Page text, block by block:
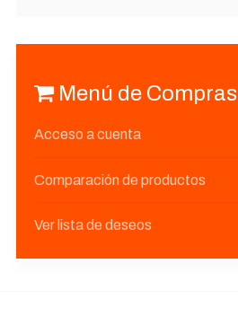
Menú de Compras
Acceso a cuenta
Comparación de productos
Ver lista de deseos